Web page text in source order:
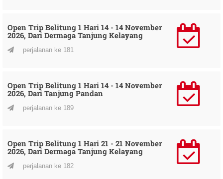
Open Trip Belitung 1 Hari 14 - 14 November
2026, Dari Dermaga Tanjung Kelayang
perjalanan ke 181
Open Trip Belitung 1 Hari 14 - 14 November
2026, Dari Tanjung Pandan
perjalanan ke 189
Open Trip Belitung 1 Hari 21 - 21 November
2026, Dari Dermaga Tanjung Kelayang
perjalanan ke 182